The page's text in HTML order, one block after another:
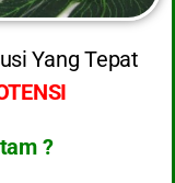
Yang Tepat
?